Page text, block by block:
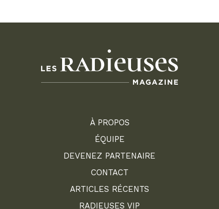
À PROPOS
ÉQUIPE
DEVENEZ PARTENAIRE
CONTACT
ARTICLES RÉCENTS
RADIEUSES VIP